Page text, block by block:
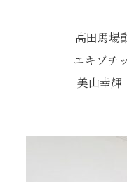
高田馬場
エキゾチ
美山幸輝